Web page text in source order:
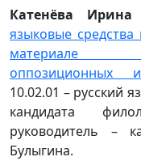
Катенёва Ирина
языковые
материале
оппозиционных
10.02.01 – русский
кандидата
руководитель –
Булыгина.